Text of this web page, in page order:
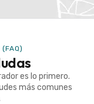
(FAQ)
es lo primero.
más comunes